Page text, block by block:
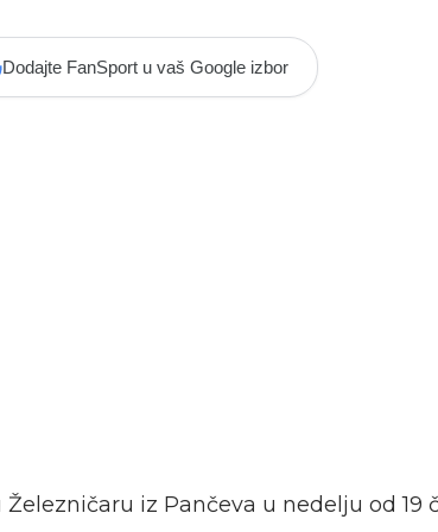
Dodajte FanSport u vaš Google izbor
iz Pančeva u nedelju od 19